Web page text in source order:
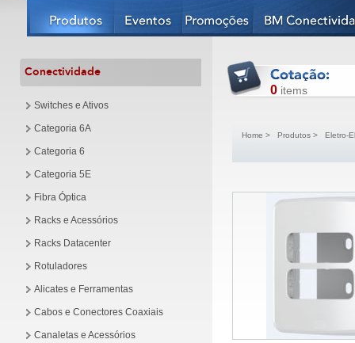
Conectividade
Switches e Ativos
Categoria 6A
Categoria 6
Categoria 5E
Fibra Óptica
Racks e Acessórios
Racks Datacenter
Rotuladores
Alicates e Ferramentas
Cabos e Conectores Coaxiais
Canaletas e Acessórios
0 items
Home > Produtos > Eletro-